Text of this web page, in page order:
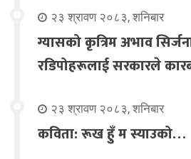
२३ श्रावण २०८३, शनिबार
ग्यासको कृत्रिम अभाव
रडिपोहरूलाई सरकारले
२३ श्रावण २०८३, शनिबार
कविता: रूख हुँ म स्याउको…